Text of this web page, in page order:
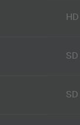
HD
SD
SD